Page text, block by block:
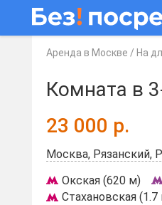
Аренда в Москве / На
Комната в
23 000 р.
Москва, Рязанский,
Окская (620 м)
Стахановская